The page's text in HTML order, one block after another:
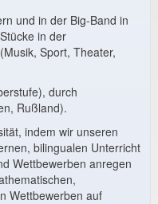
und in der Big-Band in
in der
Sport, Theater,
durch
Rußland).
indem wir unseren
bilingualen Unterricht
Wettbewerben anregen
Wettbewerben auf